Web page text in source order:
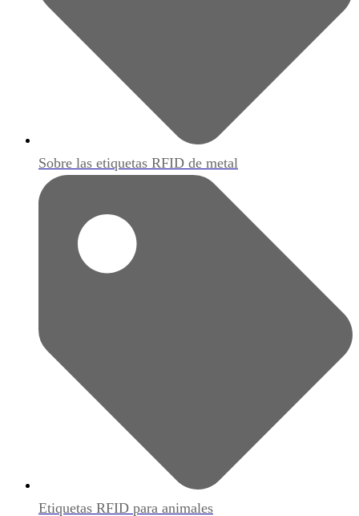
Sobre las etiquetas RFID de metal
Etiquetas RFID para animales